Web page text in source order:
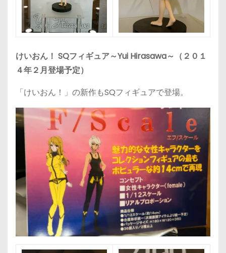
けいおん！ SQフィギュア～Yui Hirasawa～（２０１
４年２月登場予定）
「けいおん！」の新作もSQフィギュアで登場。